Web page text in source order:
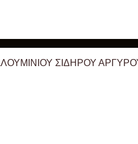
ΣΙΔΗΡΟΥ